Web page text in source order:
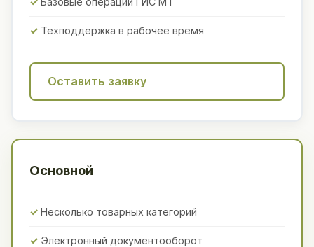
Техподдержка в рабочее время
Оставить заявку
Основной
Несколько товарных категорий
Электронный документооборот